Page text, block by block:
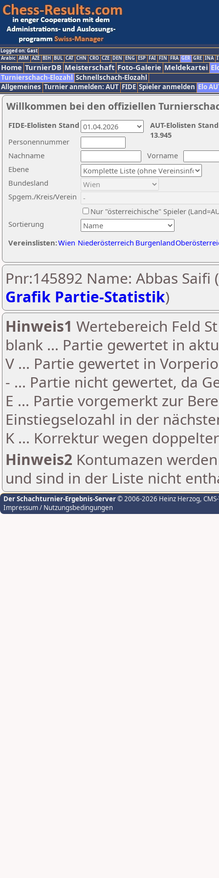
Logged on: Gast
Arabic ARM AZE BIH BUL CAT CHN CRO CZE DEN ENG ESP FAI FIN FRA GER GRE INA
Home TurnierDB Meisterschaft Foto-Galerie Meldekartei
Turnierschach-Elozahl Schnellschach-Elozahl
Allgemeines Turnier anmelden: AUT FIDE Spieler anmelden Elo
Willkommen bei den offiziellen
Nachname
Vorname
Ebene
Sortierung
Personennummer
Bundesland
Spgem./Kreis/Verein
Nur "österreichische" Spieler
Vereinslisten:Wien Niederösterreich Burgenland
AUT-Elolisten
13.945
FIDE-Elolisten Stand
Pnr:145892 Name: Abbas Saifi (
Grafik Partie-Statistik)
Hinweis1 Wertebereich Feld
blank ... Partie gewertet in
V ... Partie gewertet in
- ... Partie nicht gewertet, da
E ... Partie vorgemerkt zur
Einstiegselozahl in der
K ... Korrektur wegen
Hinweis2 Kontumazen
und sind in der Liste nicht
Der Schachturnier-Ergebnis-Server© 2006-2026 Heinz Herzog,
Impressum / Nutzungsbedingungen